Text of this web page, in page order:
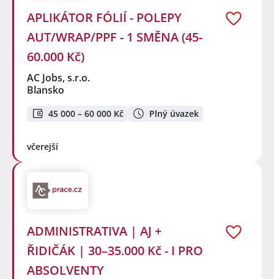
APLIKÁTOR FÓLIÍ - POLEPY
AUT/WRAP/PPF - 1 SMĚNA (45-
60.000 Kč)
AC Jobs, s.r.o.
Blansko
45 000 – 60 000 Kč Plný úvazek
včerejší
ADMINISTRATIVA | AJ +
ŘIDIČÁK | 30–35.000 Kč - I PRO
ABSOLVENTY